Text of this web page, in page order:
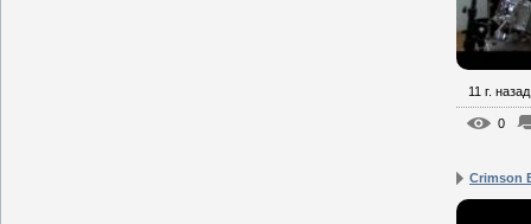
11 г. назад
0
Crimson